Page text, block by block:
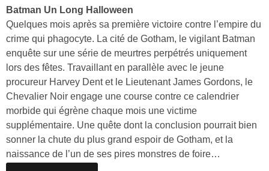
Batman Un Long Halloween
Quelques mois après sa première victoire contre l’empire du
crime qui phagocyte. La cité de Gotham, le vigilant Batman
enquête sur une série de meurtres perpétrés uniquement
lors des fêtes. Travaillant en parallèle avec le jeune
procureur Harvey Dent et le Lieutenant James Gordons, le
Chevalier Noir engage une course contre ce calendrier
morbide qui égrène chaque mois une victime
supplémentaire. Une quête dont la conclusion pourrait bien
sonner la chute du plus grand espoir de Gotham, et la
naissance de l’un de ses pires monstres de foire…